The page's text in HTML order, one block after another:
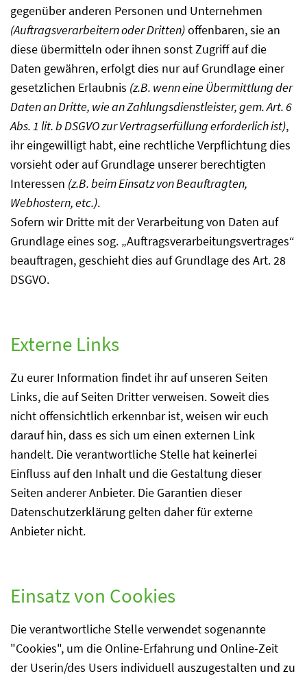
gegenüber anderen Personen und Unternehmen
(Auftragsverarbeitern oder Dritten)offenbaren, sie an
diese übermitteln oder ihnen sonst Zugriff auf die
Daten gewähren, erfolgt dies nur auf Grundlage einer
gesetzlichen Erlaubnis (z.B. wenn eine Übermittlung der
Daten an Dritte, wie an Zahlungsdienstleister, gem. Art. 6
Abs. 1 lit. b DSGVO zur Vertragserfüllung erforderlich ist),
ihr eingewilligt habt, eine rechtliche Verpflichtung dies
vorsieht oder auf Grundlage unserer berechtigten
Interessen (z.B. beim Einsatz von Beauftragten,
Webhostern, etc.).
Sofern wir Dritte mit der Verarbeitung von Daten auf
Grundlage eines sog. „Auftragsverarbeitungsvertrages“
beauftragen, geschieht dies auf Grundlage des Art. 28
DSGVO.
Externe Links
Zu eurer Information findet ihr auf unseren Seiten
Links, die auf Seiten Dritter verweisen. Soweit dies
nicht offensichtlich erkennbar ist, weisen wir euch
darauf hin, dass es sich um einen externen Link
handelt. Die verantwortliche Stelle hat keinerlei
Einfluss auf den Inhalt und die Gestaltung dieser
Seiten anderer Anbieter. Die Garantien dieser
Datenschutzerklärung gelten daher für externe
Anbieter nicht.
Einsatz von Cookies
Die verantwortliche Stelle verwendet sogenannte
"Cookies", um die Online-Erfahrung und Online-Zeit
der Userin/des Users individuell auszugestalten und zu